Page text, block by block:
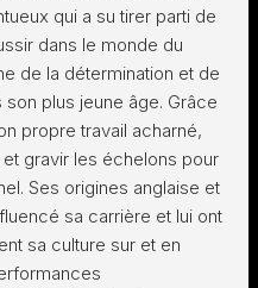
qui a su tirer parti de
dans le monde du
de la détermination et de
son plus jeune âge. Grâce
propre travail acharné,
gravir les échelons pour
Ses origines anglaise et
sa carrière et lui ont
sa culture sur et en